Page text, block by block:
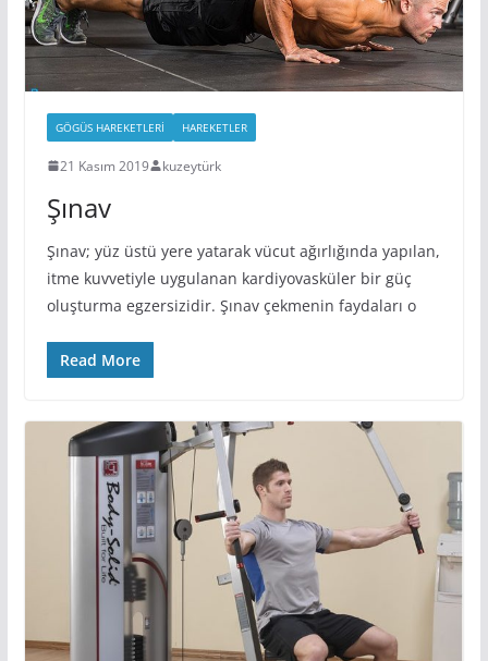
GÖGÜS HAREKETLERI HAREKETLER
21 Kasım 2019 kuzeytürk
Şınav
Şınav; yüz üstü yere yatarak vücut ağırlığında yapılan,
itme kuvvetiyle uygulanan kardiyovasküler bir güç
oluşturma egzersizidir. Şınav çekmenin faydaları o
Read More